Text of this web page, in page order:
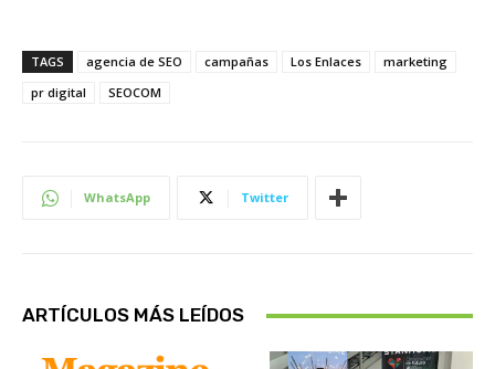
TAGS agencia de SEO campañas Los Enlaces
marketing
pr digital
SEOCOM
WhatsApp Twitter
ARTÍCULOS MÁS LEÍDOS